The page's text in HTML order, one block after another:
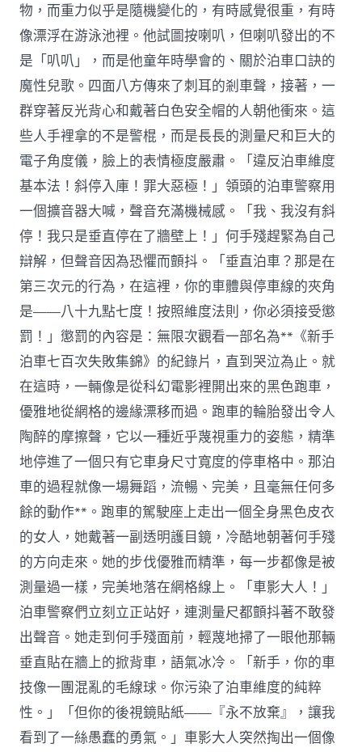
物，而重力似乎是隨機變化的，有時感覺很重，有時
像漂浮在游泳池裡。他試圖按喇叭，但喇叭發出的不
是「叭叭」，而是他童年時學會的、關於泊車口訣的
魔性兒歌。四面八方傳來了刺耳的剎車聲，接著，一
群穿著反光背心和戴著白色安全帽的人朝他衝來。這
些人手裡拿的不是警棍，而是長長的測量尺和巨大的
電子角度儀，臉上的表情極度嚴肅。「違反泊車維度
基本法！斜停入庫！罪大惡極！」領頭的泊車警察用
一個擴音器大喊，聲音充滿機械感。「我、我沒有斜
停！我只是垂直停在了牆壁上！」何手殘趕緊為自己
辯解，但聲音因為恐懼而顫抖。「垂直泊車？那是在
第三次元的行為，在這裡，你的車體與停車線的夾角
是——八十九點七度！按照維度法則，你必須接受懲
罰！」懲罰的內容是：無限次觀看一部名為**《新手
泊車七百次失敗集錦》的紀錄片，直到哭泣為止。就
在這時，一輛像是從科幻電影裡開出來的黑色跑車，
優雅地從網格的邊緣漂移而過。跑車的輪胎發出令人
陶醉的摩擦聲，它以一種近乎蔑視重力的姿態，精準
地停進了一個只有它車身尺寸寬度的停車格中。那泊
車的過程就像一場舞蹈，流暢、完美，且毫無任何多
餘的動作**。跑車的駕駛座上走出一個全身黑色皮衣
的女人，她戴著一副透明護目鏡，冷酷地朝著何手殘
的方向走來。她的步伐優雅而精準，每一步都像是被
測量過一樣，完美地落在網格線上。「車影大人！」
泊車警察們立刻立正站好，連測量尺都顫抖著不敢發
出聲音。她走到何手殘面前，輕蔑地掃了一眼他那輛
垂直貼在牆上的掀背車，語氣冰冷。「新手，你的車
技像一團混亂的毛線球。你污染了泊車維度的純粹
性。」「但你的後視鏡貼紙——『永不放棄』，讓我
看到了一絲愚蠢的勇氣。」車影大人突然掏出一個像